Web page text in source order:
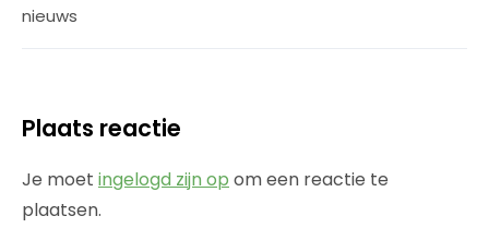
nieuws
Plaats reactie
Je moet ingelogd zijn op om een reactie te
plaatsen.